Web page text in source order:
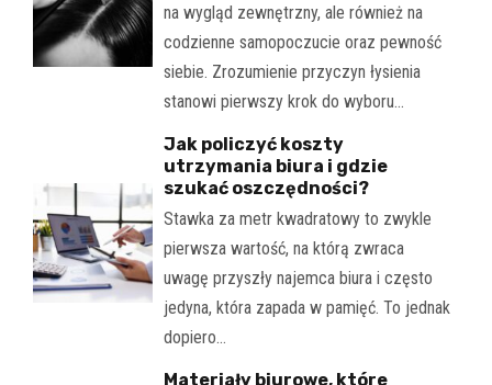
na wygląd zewnętrzny, ale również na
codzienne samopoczucie oraz pewność
siebie. Zrozumienie przyczyn łysienia
stanowi pierwszy krok do wyboru…
Jak policzyć koszty
utrzymania biura i gdzie
szukać oszczędności?
Stawka za metr kwadratowy to zwykle
pierwsza wartość, na którą zwraca
uwagę przyszły najemca biura i często
jedyna, która zapada w pamięć. To jednak
dopiero…
Materiały biurowe, które